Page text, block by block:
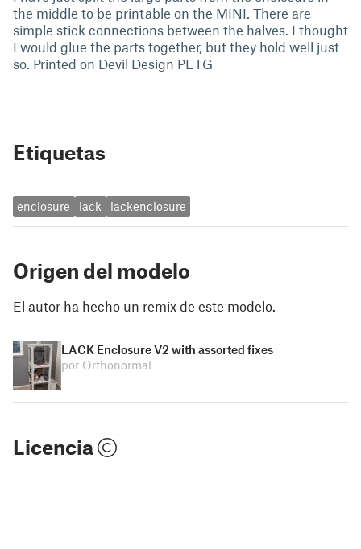
the middle to be printable on the MINI. There are
simple stick connections between the halves. I thought
I would glue the parts together, but they hold well just
so. Printed on Devil Design PETG
Etiquetas
enclosure lack lackenclosure
Origen del modelo
El autor ha hecho un remix de este modelo.
LACK Enclosure V2 with assorted fixes
por Orthonormal
Licencia